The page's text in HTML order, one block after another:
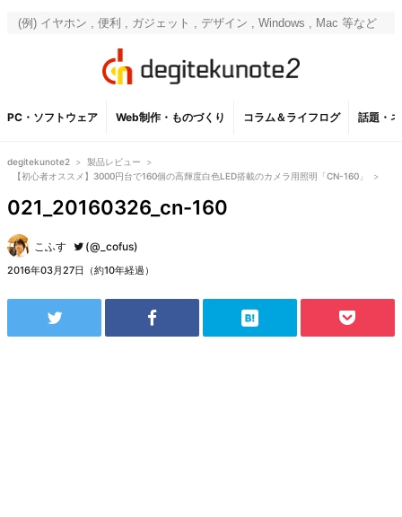
PC・ソフトウェア Web制作・ものづくり コラム＆ライフログ 話題・
degitekunote2 > 製品レビュー
>
【初心者オススメ】3000円台で160個の高輝度白色LED搭載のカメラ用照明「CN-160」
>
021_20160326_cn-160
こふす (@_cofus)
2016年03月27日（約10年経過）